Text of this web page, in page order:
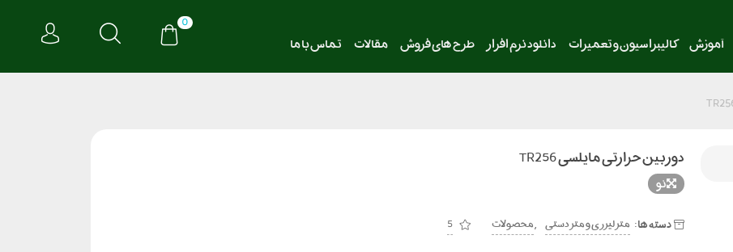
آموزش کالیبراسیون و تعمیرات دانلود نرم افزار طرح های فروش مقالات تماس با ما
0
دوربین حرارتی مایلسی TR256
نو
دسته ها: متر لیزری و متر دستی ,محصولات 5